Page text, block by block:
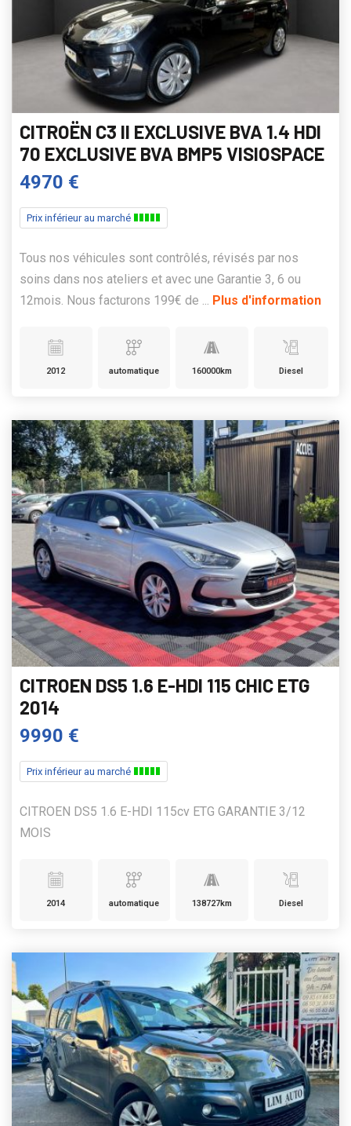
CITROËN C3 II EXCLUSIVE BVA 1.4 HDI
70 EXCLUSIVE BVA BMP5 VISIOSPACE
4970 €
Prix inférieur au marché
Tous nos véhicules sont contrôlés, révisés par nos
soins dans nos ateliers et avec une Garantie 3, 6 ou
12mois. Nous facturons 199€ de ... Plus d'information
2012 automatique 160000km Diesel
CITROEN DS5 1.6 E-HDI 115 CHIC ETG
2014
9990 €
Prix inférieur au marché
CITROEN DS5 1.6 E-HDI 115cv ETG GARANTIE 3/12
MOIS
2014 automatique 138727km Diesel